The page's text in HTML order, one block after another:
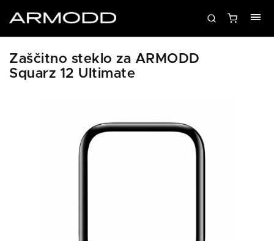
Zaščitno steklo za ARMODD
Squarz 12 Ultimate